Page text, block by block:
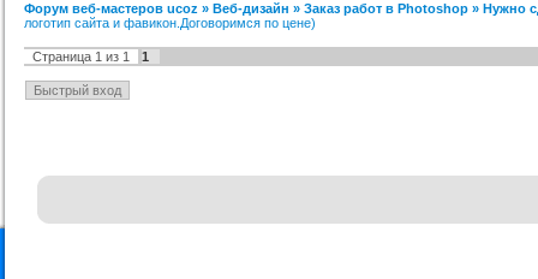
Форум веб-мастеров ucoz » Веб-дизайн » Заказ работ в Photoshop » Нужно
логотип сайта и фавикон.Договоримся по цене)
Страница 1 из 1 1